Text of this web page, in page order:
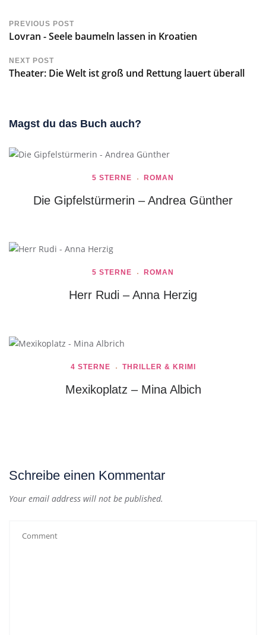
PREVIOUS POST
Lovran - Seele baumeln lassen in Kroatien
NEXT POST
Theater: Die Welt ist groß und Rettung lauert überall
Magst du das Buch auch?
5 STERNE ROMAN
Die Gipfelstürmerin – Andrea Günther
5 STERNE ROMAN
Herr Rudi – Anna Herzig
4 STERNE THRILLER & KRIMI
Mexikoplatz – Mina Albich
Schreibe einen Kommentar
Your email address will not be published.